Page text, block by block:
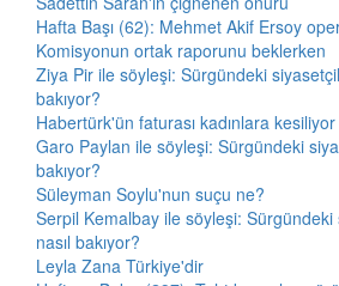
Hafta Başı (62): Mehmet Akif Ersoy
Komisyonun ortak raporunu beklerken
Ziya Pir ile söyleşi: Sürgündeki
bakıyor?
Habertürk'ün faturası kadınlara kesiliyor
Garo Paylan ile söyleşi: Sürgündeki
bakıyor?
Süleyman Soylu'nun suçu ne?
Serpil Kemalbay ile söyleşi:
nasıl bakıyor?
Leyla Zana Türkiye'dir